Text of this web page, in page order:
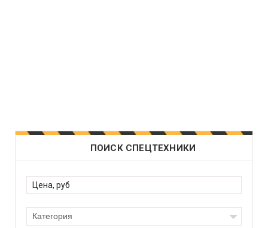
ПОИСК СПЕЦТЕХНИКИ
Категория